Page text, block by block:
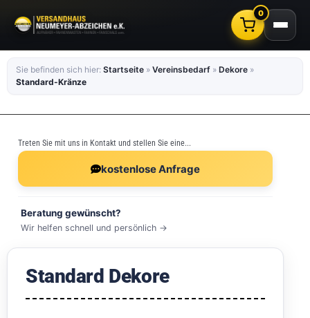
0
Sie befinden sich hier: Startseite » Vereinsbedarf » Dekore »
Standard-Kränze
Treten Sie mit uns in Kontakt und stellen Sie eine...
kostenlose Anfrage
Beratung gewünscht?
Wir helfen schnell und persönlich →
Standard Dekore